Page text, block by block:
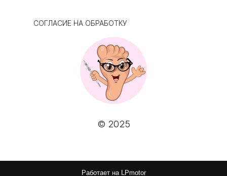
СОГЛАСИЕ НА ОБРАБОТКУ
© 2025
Работает на LPmotor